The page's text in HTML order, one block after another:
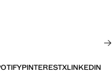
PINTERESTXLINKEDIN